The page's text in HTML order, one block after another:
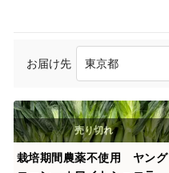
お届け先
栽培期間農薬不使用 ヤング